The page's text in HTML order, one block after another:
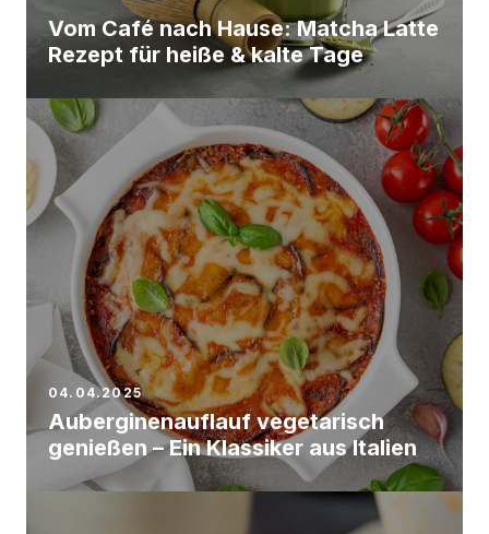
Vom Café nach Hause: Matcha Latte
Rezept für heiße & kalte Tage
04.04.2025
Auberginenauflauf vegetarisch
genießen – Ein Klassiker aus Italien